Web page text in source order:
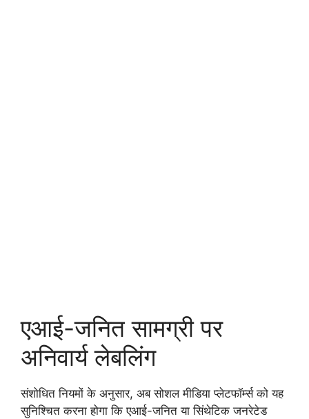
एआई-जनित सामग्री पर
अनिवार्य लेबलिंग
संशोधित नियमों के अनुसार, अब सोशल मीडिया प्लेटफॉर्म्स को यह
सुनिश्चित करना होगा कि एआई-जनित या सिंथेटिक जनरेटेड